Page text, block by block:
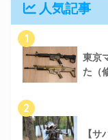
人気記事
1
東京
た（
2
【